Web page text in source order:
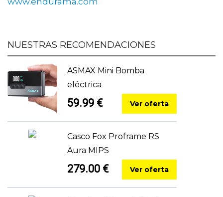
NUESTRAS RECOMENDACIONES
ASMAX Mini Bomba
eléctrica
59.99 € Ver oferta
Casco Fox Proframe RS
Aura MIPS
279.00 € Ver oferta